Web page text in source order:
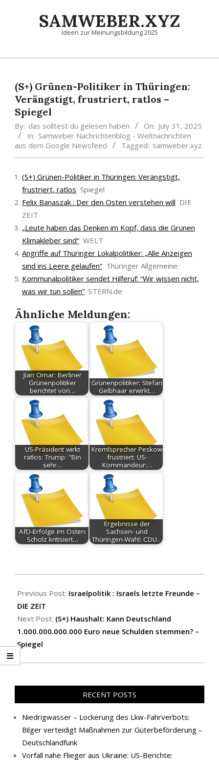
SAMWEBER.XYZ
Ideen zur Meinungsbildung 2025
Primary
Menu(S+) Grünen-Politiker in Thüringen:
Verängstigt, frustriert, ratlos –
Spiegel
By: das solltest du gelesen haben On: July 31, 2025
In: Samweber Nachrichtenblog - Weltnachrichten
aus dem Google Newsfeed
Tagged: samweber.xyz
(S+) Grünen-Politiker in Thüringen: Verängstigt,
frustriert, ratlos Spiegel
Felix Banaszak : Der den Osten verstehen will DIE
ZEIT
„Leute haben das Denken im Kopf, dass die Grünen
Klimakleber sind“ WELT
Angriffe auf Thüringer Lokalpolitiker: „Alle Anzeigen
sind ins Leere gelaufen“ Thüringer Allgemeine
Kommunalpolitiker sendet Hilferuf: “Wir wissen nicht,
was wir tun sollen” STERN.de
Ähnliche Meldungen:
Jian Omar: Berliner
Grünenpolitiker
berichtet von…
Grünenpolitiker: Stefan
Gelbhaar erwirkt…
US-Präsident wirkt
ratlos: Trump: "Bin
sehr…
Kremlsprecher Peskow
frustriert: US-
Kommandeur:…
AfD-Erfolge im Osten:
Scholz kritisiert…
Ergebnisse der
Sachsen- und
Thüringen-Wahl: CDU…
07-
31
Previous Post: Israelpolitik : Israels letzte Freunde –
DIE ZEIT
Next Post: (S+) Haushalt: Kann Deutschland
1.000.000.000.000 Euro neue Schulden stemmen? –
Spiegel
RECENT POSTS
Niedrigwasser – Lockerung des Lkw-Fahrverbots:
Bilger verteidigt Maßnahmen zur Güterbeförderung –
Deutschlandfunk
Vorfall nahe Flieger aus Ukraine: US-Berichte: